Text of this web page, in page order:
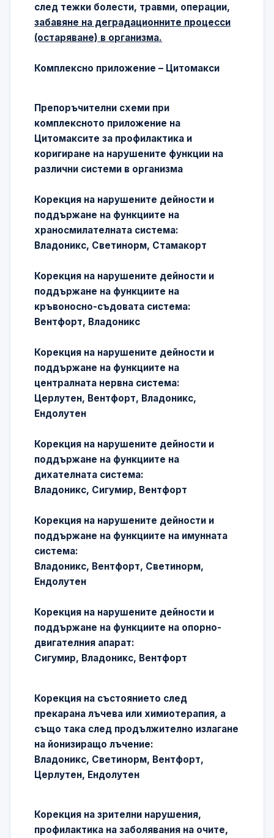
след тежки болести, травми, операции,
забавяне на деградационните процесси
(остаряване) в организма.
Комплексно приложение – Цитомакси
Препоръчителни схеми при
комплексното приложение на
Цитомаксите за профилактика и
коригиране на нарушените функции на
различни системи в организма
Корекция на нарушените дейности и
поддържане на функциите на
храносмилателната система:
Владоникс, Светинорм, Стамакорт
Корекция на нарушените дейности и
поддържане на функциите на
кръвоносно-съдовата система:
Вентфорт, Владоникс
Корекция на нарушените дейности и
поддържане на функциите на
централната нервна система:
Церлутен, Вентфорт, Владоникс,
Ендолутен
Корекция на нарушените дейности и
поддържане на функциите на
дихателната система:
Владоникс, Сигумир, Вентфорт
Корекция на нарушените дейности и
поддържане на функциите на имунната
система:
Владоникс, Вентфорт, Светинорм,
Ендолутен
Корекция на нарушените дейности и
поддържане на функциите на опорно-
двигателния апарат:
Сигумир, Владоникс, Вентфорт
Корекция на състоянието след
прекарана лъчева или химиотерапия, а
също така след продължително излагане
на йонизиращо лъчение:
Владоникс, Светинорм, Вентфорт,
Церлутен, Ендолутен
Корекция на зрителни нарушения,
профилактика на заболявания на очите,